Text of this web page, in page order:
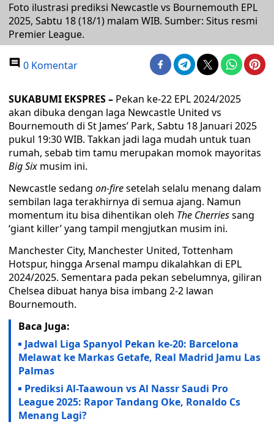
Foto ilustrasi prediksi Newcastle vs Bournemouth EPL
2025, Sabtu 18 (18/1) malam WIB. Sumber: Situs resmi
Premier League.
0 Komentar
SUKABUMI EKSPRES – Pekan ke-22 EPL 2024/2025
akan dibuka dengan laga Newcastle United vs
Bournemouth di St James’ Park, Sabtu 18 Januari 2025
pukul 19:30 WIB. Takkan jadi laga mudah untuk tuan
rumah, sebab tim tamu merupakan momok mayoritas
Big Six musim ini.
Newcastle sedang on-firesetelah selalu menang dalam
sembilan laga terakhirnya di semua ajang. Namun
momentum itu bisa dihentikan oleh The Cherriessang
‘giant killer’ yang tampil mengjutkan musim ini.
Manchester City, Manchester United, Tottenham
Hotspur, hingga Arsenal mampu dikalahkan di EPL
2024/2025. Sementara pada pekan sebelumnya, giliran
Chelsea dibuat hanya bisa imbang 2-2 lawan
Bournemouth.
Baca Juga:
Jadwal Liga Spanyol Pekan ke-20: Barcelona
Melawat ke Markas Getafe, Real Madrid Jamu Las
Palmas
Prediksi Al-Taawoun vs Al Nassr Saudi Pro
League 2025: Rapor Tandang Oke, Ronaldo Cs
Menang Lagi?